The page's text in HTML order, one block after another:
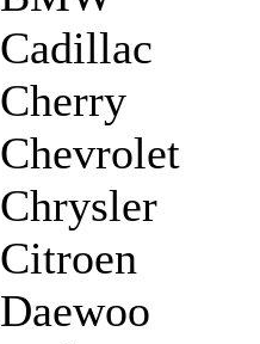
Cadillac
Cherry
Chevrolet
Chrysler
Citroen
Daewoo